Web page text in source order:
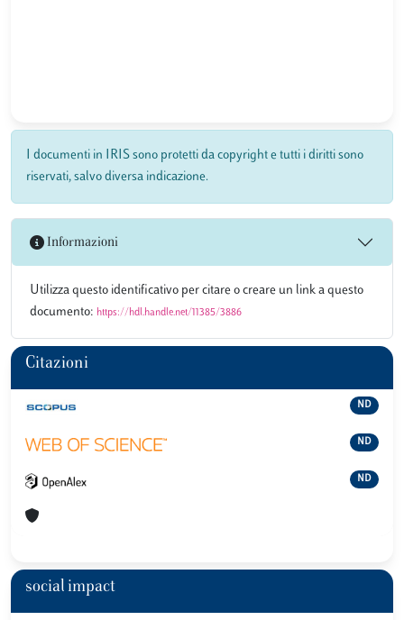
I documenti in IRIS sono protetti da copyright e tutti i diritti sono
riservati, salvo diversa indicazione.
Informazioni
Utilizza questo identificativo per citare o creare un link a questo
documento: https://hdl.handle.net/11385/3886
Citazioni
ND
ND
ND
social impact